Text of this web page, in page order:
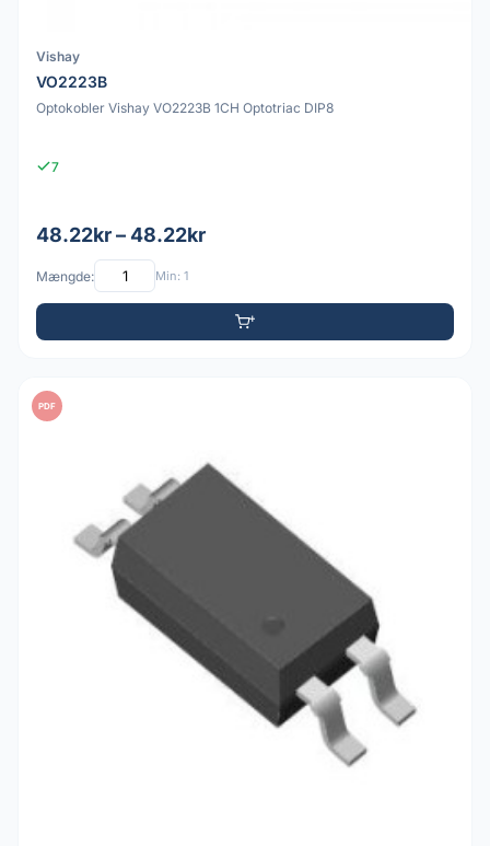
Vishay
VO2223B
Optokobler Vishay VO2223B 1CH Optotriac DIP8
7
48.22kr – 48.22kr
Mængde: Min: 1
PDF